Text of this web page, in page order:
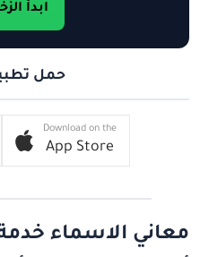
ابدأ
حمل
Download on the
App Store
معاني الاسماء